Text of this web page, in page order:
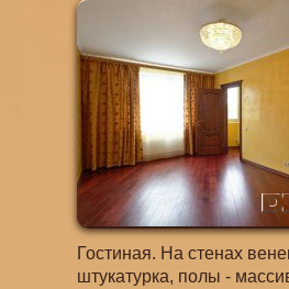
Гостиная. На стенах
штукатурка, полы -